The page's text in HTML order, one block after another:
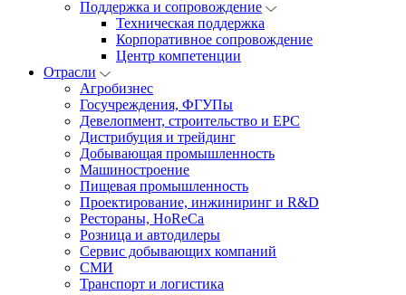
Поддержка и сопровождение
Техническая поддержка
Корпоративное сопровождение
Центр компетенции
Отрасли
Агробизнес
Госучреждения, ФГУПы
Девелопмент, строительство и EPC
Дистрибуция и трейдинг
Добывающая промышленность
Машиностроение
Пищевая промышленность
Проектирование, инжиниринг и R&D
Рестораны, HoReCa
Розница и автодилеры
Сервис добывающих компаний
СМИ
Транспорт и логистика